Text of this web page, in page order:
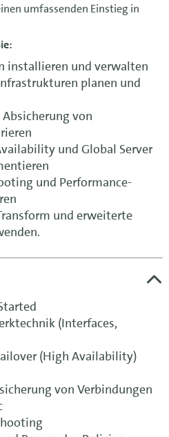
umfassenden Einstieg in
installieren und verwalten
planen und
Absicherung von
und Global Server
und Performance-
und erweiterte
(Interfaces,
(High Availability)
von Verbindungen